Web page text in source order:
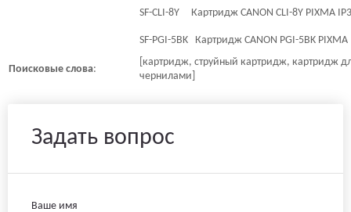
SF-CLI-8Y Картридж CANON CLI-8Y PIXMA
SF-PGI-5BK Картридж CANON PGI-5BK
Поисковые слова:
[картридж, струйный картридж, картридж
чернилами]
Задать вопрос
Ваше имя